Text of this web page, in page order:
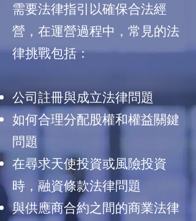
需要法律指引以確保合法經
營， 在運營過程中，常見的法
律挑戰包括：
公司註冊與成立法律問題
如何合理分配股權和權益關鍵
問題
在尋求天使投資或風險投資
時，融資條款法律問題
與供應商合約之間的商業法律